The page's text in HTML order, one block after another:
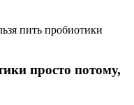
просто потому,